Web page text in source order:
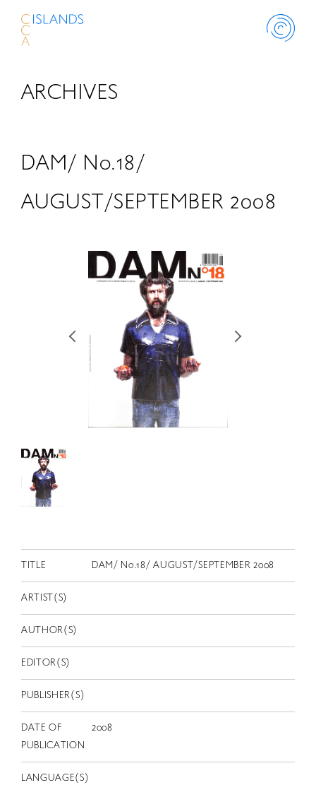
ABOUT
THINK ISLANDS
RETRACE
コンサート
スカラシップ受賞者
CONTACT
EN
ARCHIVES
DAM/ No.18/
AUGUST/SEPTEMBER 2008
TITLE DAM/ No.18/ AUGUST/SEPTEMBER 2008
ARTIST(S)
AUTHOR(S)
EDITOR(S)
PUBLISHER(S)
DATE OF
PUBLICATION
2008
LANGUAGE(S)